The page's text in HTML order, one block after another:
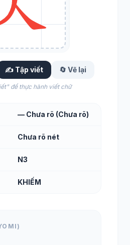
✍️ Tập viết 🔄 Vẽ lại
để thực hành viết chữ
— Chưa rõ (Chưa rõ)
Chưa rõ nét
N3
KHIẾM